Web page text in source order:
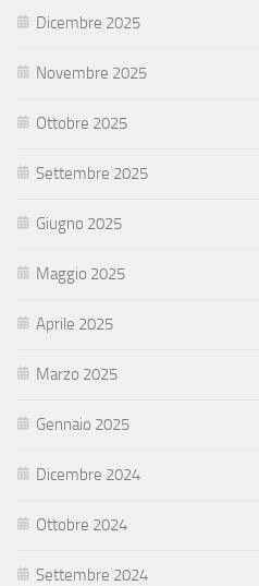
Dicembre 2025
Novembre 2025
Ottobre 2025
Settembre 2025
Giugno 2025
Maggio 2025
Aprile 2025
Marzo 2025
Gennaio 2025
Dicembre 2024
Ottobre 2024
Settembre 2024